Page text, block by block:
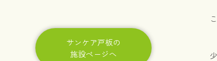
サンケア戸板の
施設ページへ